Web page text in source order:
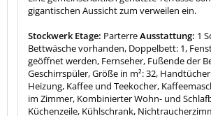
gigantischen Aussicht zum verweilen ein.
Stockwerk Etage: ParterreAusstattung: 1
Bettwäsche vorhanden, Doppelbett: 1,
geöffnet werden, Fernseher, Fußende der
Geschirrspüler, Größe in m²: 32,
Heizung, Kaffee und Teekocher,
im Zimmer, Kombinierter Wohn- und
Küchenzeile, Kühlschrank,